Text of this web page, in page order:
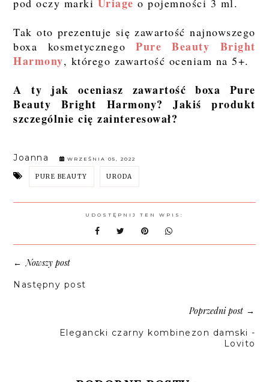
Tak oto prezentuje się zawartość najnowszego
boxa kosmetycznegoPure Beauty Bright
Harmony, którego zawartość oceniam na 5+.
A ty jak oceniasz zawartość boxa Pure
Beauty Bright Harmony? Jakiś produkt
szczególnie cię zainteresował?
Joanna WRZEŚNIA 05, 2022
PURE BEAUTY URODA
UDOSTĘPNIJ TEN WPIS:
←Nowszy post
Następny post
Poprzedni post→
Elegancki czarny kombinezon damski -
Lovito